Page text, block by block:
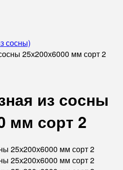
сосны)
25х200х6000 мм сорт 2
из сосны
мм сорт 2